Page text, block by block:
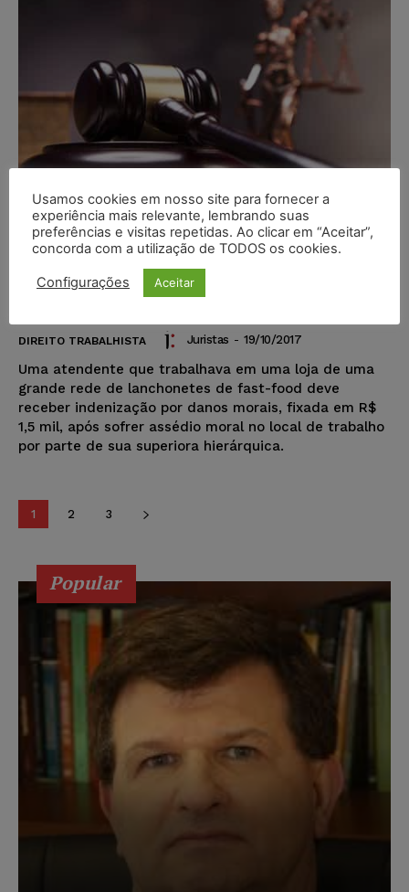
Atendente de lanchonete tratada
aos gritos pela gerente deve
receber indenização por danos
DIREITO TRABALHISTA Juristas - 19/10/2017
Uma atendente que trabalhava em uma loja de uma
grande rede de lanchonetes de fast-food deve
receber indenização por danos morais, fixada em R$
1,5 mil, após sofrer assédio moral no local de trabalho
por parte de sua superiora hierárquica.
1 2 3
Popular
Usamos cookies em nosso site para fornecer a
experiência mais relevante, lembrando suas
preferências e visitas repetidas. Ao clicar em “Aceitar”,
concorda com a utilização de TODOS os cookies.
Configurações Aceitar